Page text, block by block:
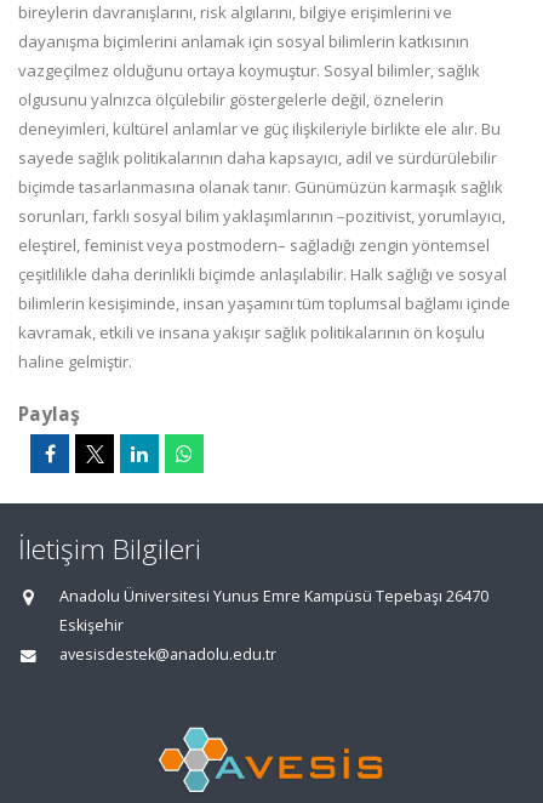
bireylerin davranışlarını, risk algılarını, bilgiye erişimlerini ve
dayanışma biçimlerini anlamak için sosyal bilimlerin katkısının
vazgeçilmez olduğunu ortaya koymuştur. Sosyal bilimler, sağlık
olgusunu yalnızca ölçülebilir göstergelerle değil, öznelerin
deneyimleri, kültürel anlamlar ve güç ilişkileriyle birlikte ele alır. Bu
sayede sağlık politikalarının daha kapsayıcı, adil ve sürdürülebilir
biçimde tasarlanmasına olanak tanır. Günümüzün karmaşık sağlık
sorunları, farklı sosyal bilim yaklaşımlarının –pozitivist, yorumlayıcı,
eleştirel, feminist veya postmodern– sağladığı zengin yöntemsel
çeşitlilikle daha derinlikli biçimde anlaşılabilir. Halk sağlığı ve sosyal
bilimlerin kesişiminde, insan yaşamını tüm toplumsal bağlamı içinde
kavramak, etkili ve insana yakışır sağlık politikalarının ön koşulu
haline gelmiştir.
Paylaş
İletişim Bilgileri
Anadolu Üniversitesi Yunus Emre Kampüsü Tepebaşı 26470
Eskişehir
avesisdestek@anadolu.edu.tr